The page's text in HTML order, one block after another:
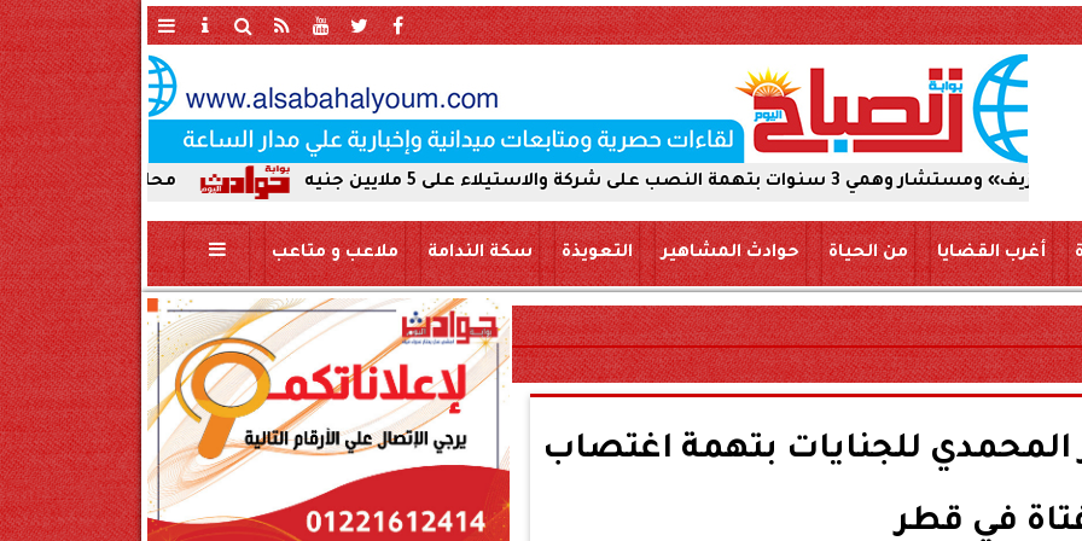
محافظ سوهاج يحيل واقعة ردم على شركة والاستيلاء على 5 ملايين جنيه
أغرب القضايا من الحياة حوادث المشاهير التعويذة سكة الندامة ملاعب و متاعب
المحمدي للجنايات بتهمة اغتصاب
في قطر